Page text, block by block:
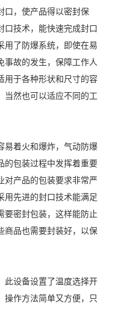
口，使产品得以密封保
口技术，能快速完成封口
用了防爆系统，即使在易
事故的发生，保障工作人
用于各种形状和尺寸的容
当然也可以适应不同的工
易着火和爆炸，气动防爆
的包装过程中发挥着重要
对产品的包装要求非常严
用先进的封口技术能满足
要密封包装，这样能防止
商品也需要封装好，以保
此设备设置了温度选择开
操作方法简单又方便，只